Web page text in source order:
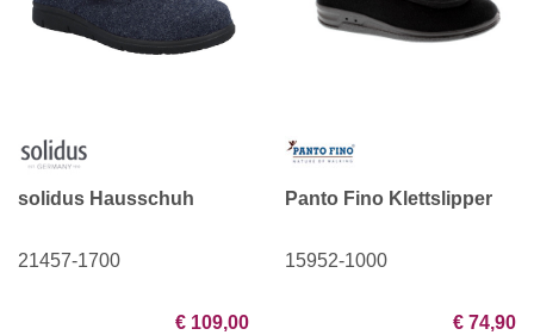
solidus Hausschuh
21457-1700
€ 109,00
Panto Fino Klettslipper
15952-1000
€ 74,90